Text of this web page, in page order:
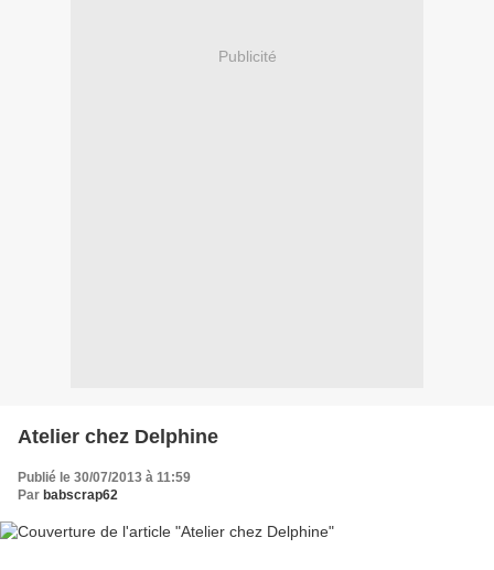
Publicité
Atelier chez Delphine
Publié le 30/07/2013 à 11:59
Par babscrap62